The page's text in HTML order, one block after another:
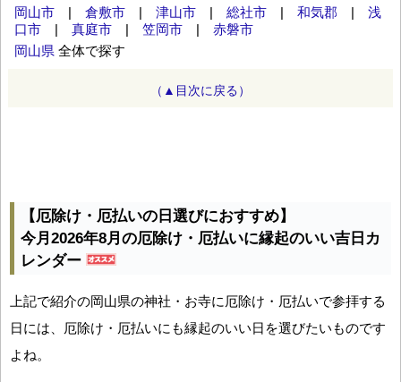
岡山市 | 倉敷市 | 津山市 | 総社市 | 和気郡 | 浅
口市 | 真庭市 | 笠岡市 | 赤磐市
岡山県 全体で探す
（▲目次に戻る）
【厄除け・厄払いの日選びにおすすめ】
今月2026年8月の厄除け・厄払いに縁起のいい吉日カ
レンダー
上記で紹介の岡山県の神社・お寺に厄除け・厄払いで参拝する
日には、厄除け・厄払いにも縁起のいい日を選びたいものです
よね。